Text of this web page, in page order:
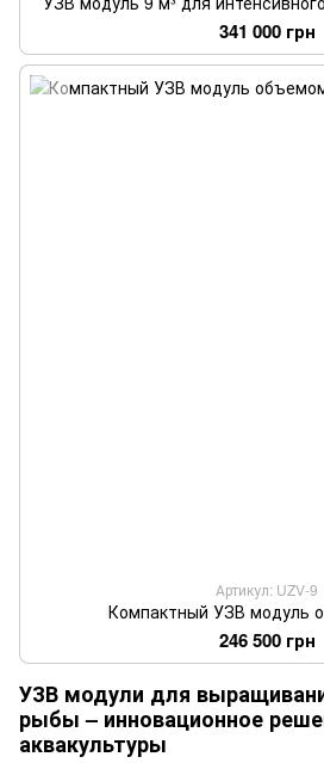
341 000 грн
Артикул: UZV-9
Компактный УЗВ модуль
246 500 грн
УЗВ модули для
рыбы – инновационное
аквакультуры